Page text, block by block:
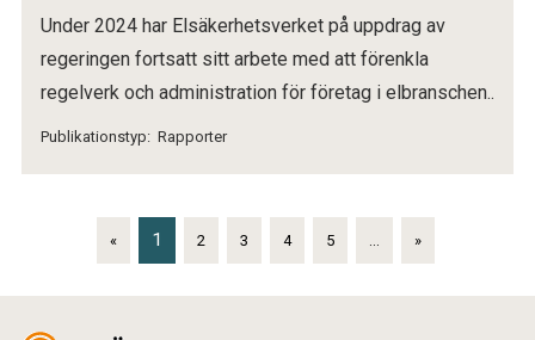
Under 2024 har Elsäkerhetsverket på uppdrag av
regeringen fortsatt sitt arbete med att förenkla
regelverk och administration för företag i elbranschen..
Publikationstyp: Rapporter
« 1 2 3 4 5 »